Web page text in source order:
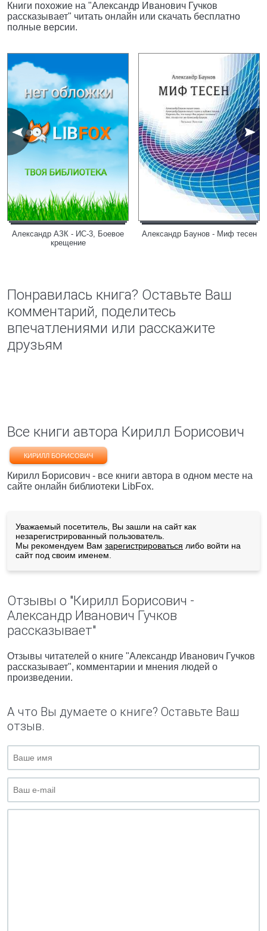
Книги похожие на "Александр Иванович Гучков
рассказывает" читать онлайн или скачать бесплатно
полные версии.
Александр АЗК - ИС-3, Боевое
крещение
Александр Баунов - Миф тесен
Понравилась книга? Оставьте Ваш
комментарий, поделитесь
впечатлениями или расскажите
друзьям
Все книги автора Кирилл Борисович
КИРИЛЛ БОРИСОВИЧ
Кирилл Борисович - все книги автора в одном месте на
сайте онлайн библиотеки LibFox.
Уважаемый посетитель, Вы зашли на сайт как
незарегистрированный пользователь.
Мы рекомендуем Вам зарегистрироваться либо войти на
сайт под своим именем.
Отзывы о "Кирилл Борисович -
Александр Иванович Гучков
рассказывает"
Отзывы читателей о книге "Александр Иванович Гучков
рассказывает", комментарии и мнения людей о
произведении.
А что Вы думаете о книге? Оставьте Ваш
отзыв.